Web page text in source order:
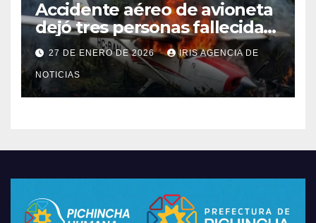
Accidente aéreo de avioneta
dejó tres personas fallecidas
en provincia de Morona
Santiago
27 DE ENERO DE 2026 IRIS AGENCIA DE
NOTICIAS